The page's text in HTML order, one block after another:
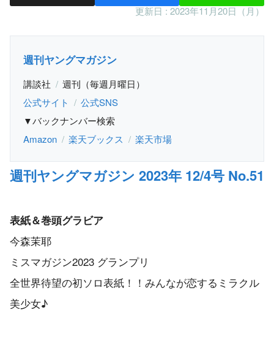
更新日 : 2023年11月20日（月）
週刊ヤングマガジン
講談社
週刊（毎週月曜日）
公式サイト
公式SNS
▼バックナンバー検索
Amazon
楽天ブックス 楽天市場
週刊ヤングマガジン 2023年 12/4号 No.51
表紙＆巻頭グラビア
今森茉耶
ミスマガジン2023 グランプリ
全世界待望の初ソロ表紙！！みんなが恋するミラクル
美少女♪